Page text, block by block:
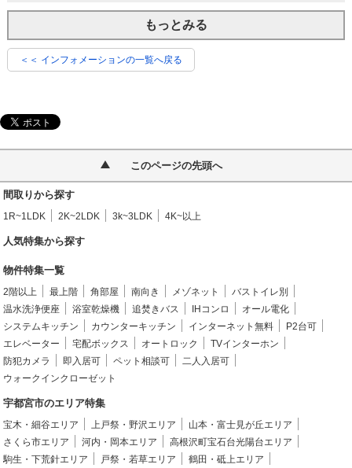
もっとみる
＜＜ インフォメーションの一覧へ戻る
このページの先頭へ
間取りから探す
1R~1LDK 2K~2LDK 3k~3LDK 4K~以上
人気特集から探す
物件特集一覧
2階以上 最上階 角部屋 南向き メゾネット
バストイレ別
温水洗浄便座
浴室乾燥機 追焚きバス IHコンロ
オール電化
システムキッチン
カウンターキッチン インターネット無料
P2台可
エレベーター
宅配ボックス オートロック
TVインターホン
防犯カメラ
即入居可 ペット相談可
二人入居可
ウォークインクローゼット
宇都宮市のエリア特集
宝木・細谷エリア 上戸祭・野沢エリア
山本・富士見が丘エリア
さくら市エリア
河内・岡本エリア
高根沢町宝石台光陽台エリア
駒生・下荒針エリア
戸祭・若草エリア
鶴田・砥上エリア